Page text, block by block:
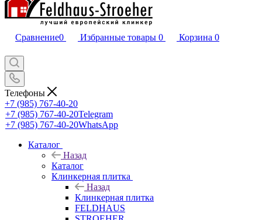
Сравнение0 Избранные товары 0 Корзина 0
Телефоны
+7 (985) 767-40-20
+7 (985) 767-40-20Telegram
+7 (985) 767-40-20WhatsApp
Каталог
Назад
Каталог
Клинкерная плитка
Назад
Клинкерная плитка
FELDHAUS